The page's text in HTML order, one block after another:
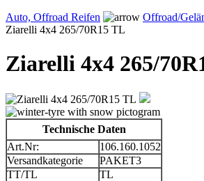
Auto, Offroad Reifen
Offroad/
Ziarelli 4x4 265/70R15 TL
Ziarelli 4x4 265/
Technische Daten
Art.Nr:
106.160.1052
Versandkategorie
PAKET3
TT/TL
TL